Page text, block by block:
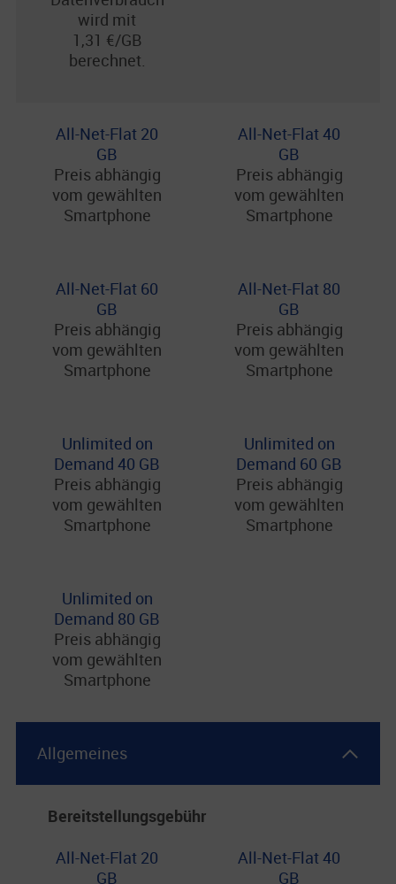
wird mit
1,31 €/GB
berechnet.
All-Net-Flat 20
GB
Preis abhängig
vom gewählten
Smartphone
All-Net-Flat 40
GB
Preis abhängig
vom gewählten
Smartphone
All-Net-Flat 60
GB
Preis abhängig
vom gewählten
Smartphone
All-Net-Flat 80
GB
Preis abhängig
vom gewählten
Smartphone
Unlimited on
Demand 40 GB
Preis abhängig
vom gewählten
Smartphone
Unlimited on
Demand 60 GB
Preis abhängig
vom gewählten
Smartphone
Unlimited on
Demand 80 GB
Preis abhängig
vom gewählten
Smartphone
Allgemeines
Bereitstellungsgebühr
All-Net-Flat 20
GB
All-Net-Flat 40
GB